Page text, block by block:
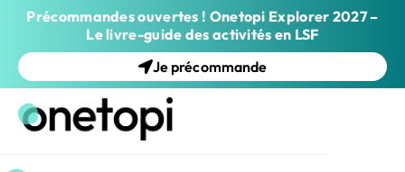
Précommandes ouvertes ! Onetopi Explorer 2027 –
Le livre-guide des activités en LSF
Je précommande